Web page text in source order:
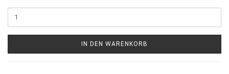
IN DEN WARENKORB